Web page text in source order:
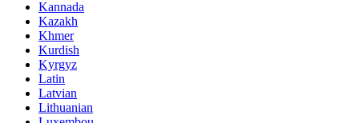
Kannada
Kazakh
Khmer
Kurdish
Kyrgyz
Latin
Latvian
Lithuanian